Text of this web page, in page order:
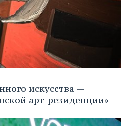
искусства —
арт-резиденции»